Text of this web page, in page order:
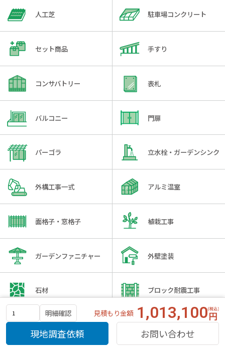
明細確認 見積もり金額 1,013,100
現地調査依頼 お問い合わせ
人工芝 駐車場コンクリート
セット商品 手すり
コンサバトリー 表札
バルコニー 門扉
パーゴラ 立水栓・ガーデンシンク
外構工事一式 アルミ温室
面格子・窓格子 植栽工事
ガーデンファニチャー 外壁塗装
石材 ブロック耐震工事
引き戸ゲート エントランスルーフ